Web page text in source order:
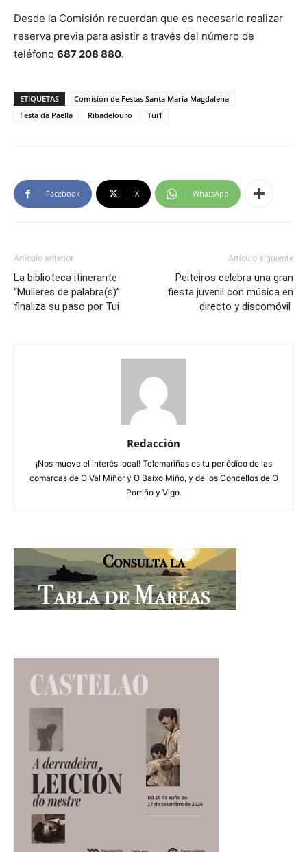
Desde la Comisión recuerdan que es necesario realizar
reserva previa para asistir a través del número de
teléfono 687 208 880.
ETIQUETAS
Comisión de Festas Santa María Magdalena
Festa da Paella
Ribadelouro Tui1
Facebook X WhatsApp
Artículo anterior
La biblioteca itinerante
“Mulleres de palabra(s)”
finaliza su paso por Tui
Artículo siguiente
Peiteiros celebra una gran
fiesta juvenil con música en
directo y discomóvil
Redacción
¡Nos mueve el interés local! Telemariñas es tu periódico de las
comarcas de O Val Miñor y O Baixo Miño, y de los Concellos de O
Porriño y Vigo.